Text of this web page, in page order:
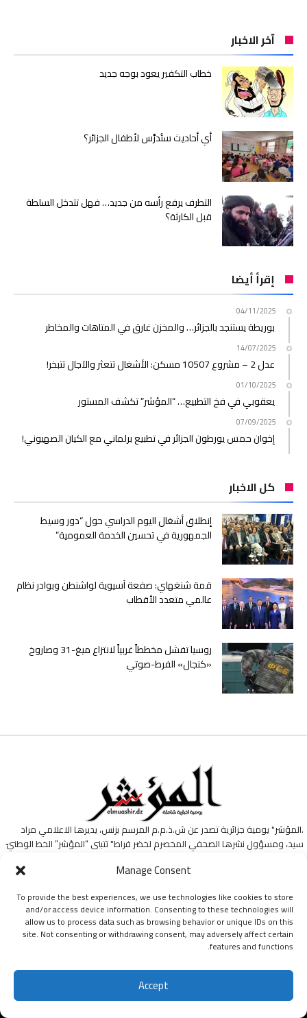
Manage Consent
To provide the best experiences, we use technologies like cookies to store
and/or access device information. Consenting to these technologies will
allow us to process data such as browsing behavior or unique IDs on this
site. Not consenting or withdrawing consent, may adversely affect certain
features and functions.
Accept
آخر الاخبار
خطاب التكفير يعود بوجه جديد
أي أحاديث ستُدرَّس لأطفال الجزائر؟
التطرف يرفع رأسه من جديد… فهل تتدخل السلطة
قبل الكارثة؟
إقرأ أيضا
04/11/2025
بوريطة يستنجد بالجزائر… والمخزن غارق في المتاهات والمخاطر
14/07/2025
عدل 2 – مشروع 10507 مسكن: الأشغال تتعثر والآجال تتبخر!
01/10/2025
يعقوبي في فخ التطبيع… “المؤشر” تكشف المستور
07/09/2025
إخوان حمس يورطون الجزائر في تطبيع برلماني مع الكيان الصهيوني!
كل الاخبار
إنطلاق أشغال اليوم الدراسي حول “دور وسيط
الجمهورية في تحسين الخدمة العمومية”
قمة شنغهاي: صفعة آسيوية لواشنطن وبوادر نظام
عالمي متعدد الأقطاب
روسيا تفشل مخططاً غربياً لانتزاع ميغ-31 وصاروخ
«كنجال» الفرط-صوتي
.المؤشر" يومية جزائرية تصدر عن ش.ذ.م.م المرسم بزنس، يديرها الاعلامي مراد
سيد، ومسؤول نشرها الصحفي المخصرم لخضر فراط" تتبنى “المؤشر” الخط الوطنيّ
وأنّهُ طريقها ومنارةُ دربها في هذه التجربةِ الإعلاميةِ.
من نحن؟ البيانات القانونية سياسة الخصوصية اتفاقية الاستخدام اتصل بنا